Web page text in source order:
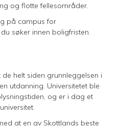
og flotte fellesområder.
på campus for
søker innen boligfristen.
helt siden grunnleggelsen i
utdanning. Universitetet ble
og er i dag et
at en av Skottlands beste